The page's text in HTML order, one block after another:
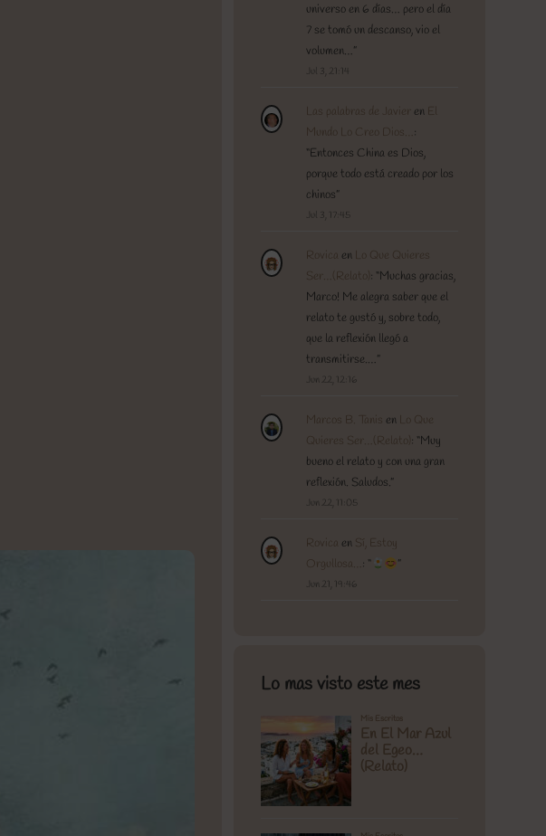
universo en 6 días… pero el día
7 se tomó un descanso, vio el
volumen…”
Jul 3, 21:14
Las palabras de Javier en El
Mundo Lo Creo Dios… :
“Entonces China es Dios,
porque todo está creado por los
chinos”
Jul 3, 17:45
Rovica en
Lo Que Quieres
Ser…(Relato) : “Muchas gracias,
Marco! Me alegra saber que el
relato te gustó y, sobre todo,
que la reflexión llegó a
transmitirse.…”
Jun 22, 12:16
Marcos B. Tanis en
Lo Que
Quieres Ser…(Relato) : “Muy
bueno el relato y con una gran
reflexión. Saludos.”
Jun 22, 11:05
Rovica en
Sí, Estoy
Orgullosa… : “ ”
Jun 21, 19:46
Lo mas visto este mes